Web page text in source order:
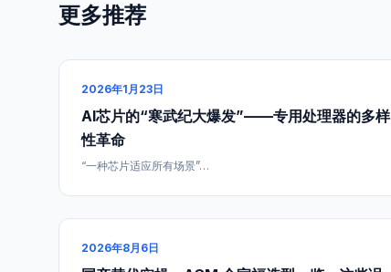
更多推荐
2026年1月23日
AI芯片的“寒武纪大爆发”——专用处理器的多样
性革命
“一种芯片适应所有场景”…
2026年8月6日